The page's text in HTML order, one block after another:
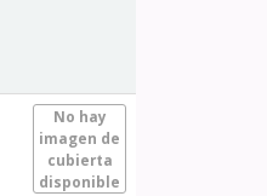
No hay
imagen de
cubierta
disponible